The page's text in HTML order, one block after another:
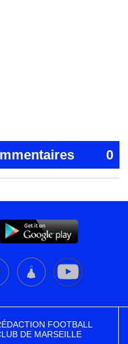
0
FOOTBALL
DE MARSEILLE